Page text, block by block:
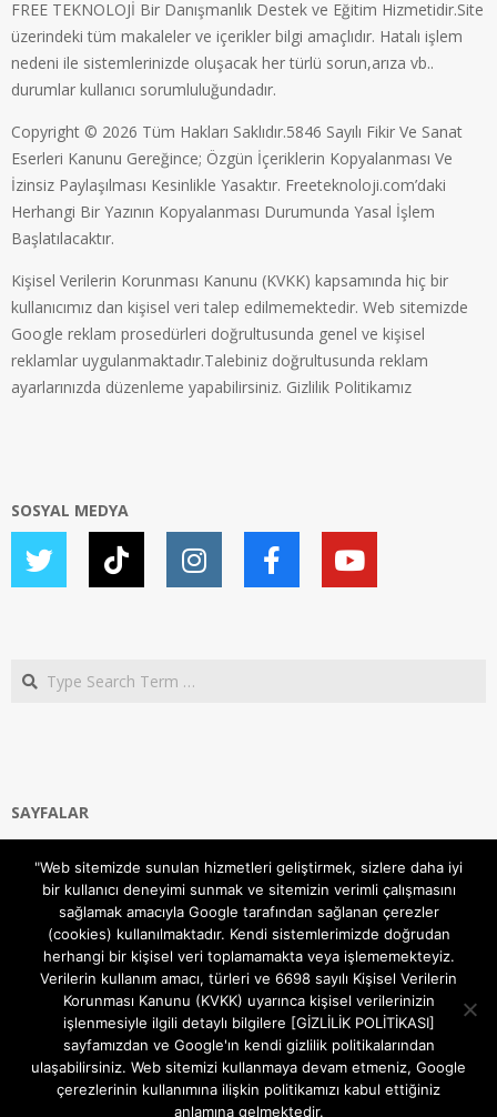
FREE TEKNOLOJİ Bir Danışmanlık Destek ve Eğitim Hizmetidir.Site
üzerindeki tüm makaleler ve içerikler bilgi amaçlıdır. Hatalı işlem
nedeni ile sistemlerinizde oluşacak her türlü sorun,arıza vb..
durumlar kullanıcı sorumluluğundadır.
Copyright © 2026 Tüm Hakları Saklıdır.5846 Sayılı Fikir Ve Sanat
Eserleri Kanunu Gereğince; Özgün İçeriklerin Kopyalanması Ve
İzinsiz Paylaşılması Kesinlikle Yasaktır. Freeteknoloji.com’daki
Herhangi Bir Yazının Kopyalanması Durumunda Yasal İşlem
Başlatılacaktır.
Kişisel Verilerin Korunması Kanunu (KVKK) kapsamında hiç bir
kullanıcımız dan kişisel veri talep edilmemektedir. Web sitemizde
Google reklam prosedürleri doğrultusunda genel ve kişisel
reklamlar uygulanmaktadır.Talebiniz doğrultusunda reklam
ayarlarınızda düzenleme yapabilirsiniz. Gizlilik Politikamız
SOSYAL MEDYA
Search
SAYFALAR
Gizlilik ve Çerezler (Cookies) Politikası
Hakkımızda
İletişim Kanalları
MODEM KURULUM
TEKNİK DESTEK
TELEVİZYON SİSTEMLERİ
"Web sitemizde sunulan hizmetleri geliştirmek, sizlere daha iyi
bir kullanıcı deneyimi sunmak ve sitemizin verimli çalışmasını
sağlamak amacıyla Google tarafından sağlanan çerezler
(cookies) kullanılmaktadır. Kendi sistemlerimizde doğrudan
herhangi bir kişisel veri toplamamakta veya işlememekteyiz.
Verilerin kullanım amacı, türleri ve 6698 sayılı Kişisel Verilerin
Korunması Kanunu (KVKK) uyarınca kişisel verilerinizin
işlenmesiyle ilgili detaylı bilgilere [GİZLİLİK POLİTİKASI]
sayfamızdan ve Google'ın kendi gizlilik politikalarından
ulaşabilirsiniz. Web sitemizi kullanmaya devam etmeniz, Google
çerezlerinin kullanımına ilişkin politikamızı kabul ettiğiniz
anlamına gelmektedir.